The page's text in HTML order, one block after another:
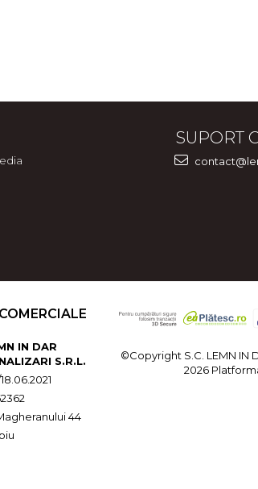
SUPORT
IN DAR
S.R.L.
44
©Copyright S.C. LEMN IN
2026